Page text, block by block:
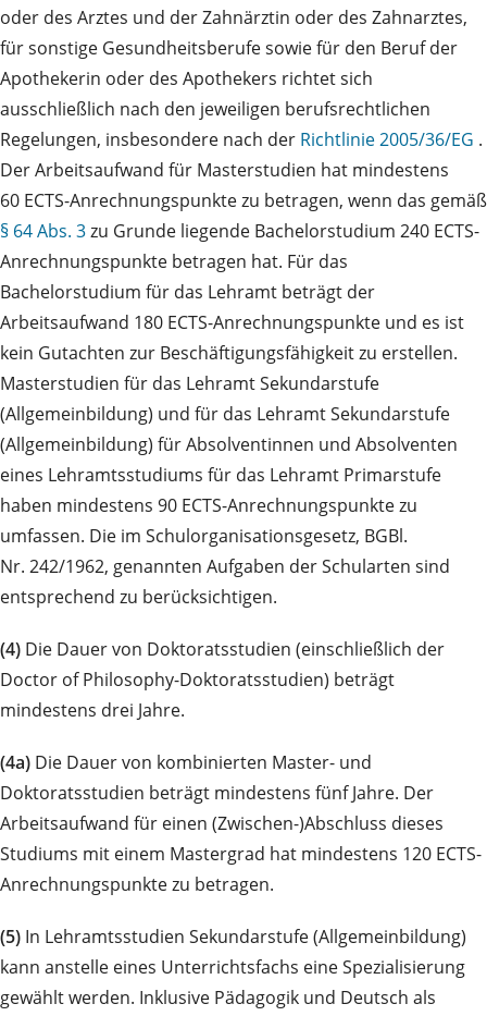
oder des Arztes und der Zahnärztin oder des Zahnarztes,
für sonstige Gesundheitsberufe sowie für den Beruf der
Apothekerin oder des Apothekers richtet sich
ausschließlich nach den jeweiligen berufsrechtlichen
Regelungen, insbesondere nach der Richtlinie 2005/36/EG .
Der Arbeitsaufwand für Masterstudien hat mindestens
60 ECTS-Anrechnungspunkte zu betragen, wenn das gemäß
§ 64 Abs. 3zu Grunde liegende Bachelorstudium 240 ECTS-
Anrechnungspunkte betragen hat. Für das
Bachelorstudium für das Lehramt beträgt der
Arbeitsaufwand 180 ECTS-Anrechnungspunkte und es ist
kein Gutachten zur Beschäftigungsfähigkeit zu erstellen.
Masterstudien für das Lehramt Sekundarstufe
(Allgemeinbildung) und für das Lehramt Sekundarstufe
(Allgemeinbildung) für Absolventinnen und Absolventen
eines Lehramtsstudiums für das Lehramt Primarstufe
haben mindestens 90 ECTS-Anrechnungspunkte zu
umfassen. Die im Schulorganisationsgesetz, BGBl.
Nr. 242/1962, genannten Aufgaben der Schularten sind
entsprechend zu berücksichtigen.
(4) Die Dauer von Doktoratsstudien (einschließlich der
Doctor of Philosophy-Doktoratsstudien) beträgt
mindestens drei Jahre.
(4a) Die Dauer von kombinierten Master- und
Doktoratsstudien beträgt mindestens fünf Jahre. Der
Arbeitsaufwand für einen (Zwischen-)Abschluss dieses
Studiums mit einem Mastergrad hat mindestens 120 ECTS-
Anrechnungspunkte zu betragen.
(5) In Lehramtsstudien Sekundarstufe (Allgemeinbildung)
kann anstelle eines Unterrichtsfachs eine Spezialisierung
gewählt werden. Inklusive Pädagogik und Deutsch als